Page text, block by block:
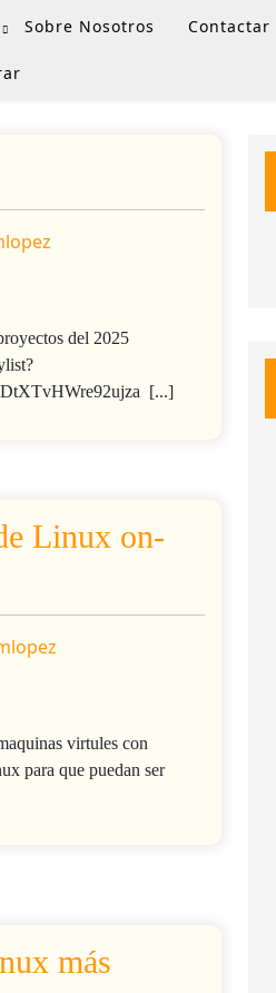
Sobre Nosotros Contactar
del 2025
[...]
Linux on-
virtules con
para que puedan ser
más